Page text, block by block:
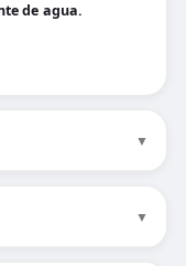
de agua.
▼
▼